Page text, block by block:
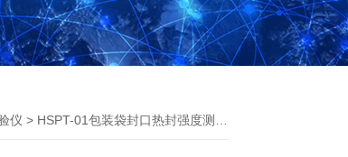
仪 > HSPT-01包装袋封口热封强度测试仪